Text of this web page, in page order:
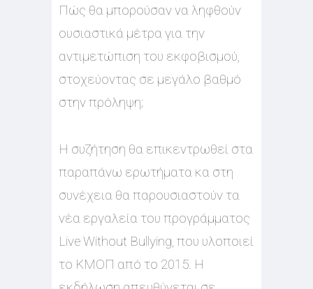
Πώς θα μπορούσαν να ληφθούν
ουσιαστικά μέτρα για την
αντιμετώπιση του εκφοβισμού,
στοχεύοντας σε μεγάλο βαθμό
στην πρόληψη;
Η συζήτηση θα επικεντρωθεί στα
παραπάνω ερωτήματα κα στη
συνέχεια θα παρουσιαστούν τα
νέα εργαλεία του προγράμματος
Live Without Bullying, που υλοποιεί
το ΚΜΟΠ από το 2015. Η